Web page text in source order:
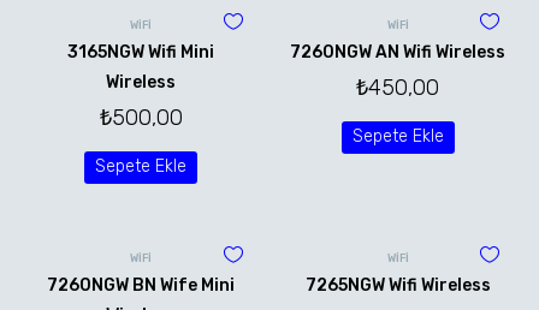
WİFİ
3165NGW Wifi Mini
Wireless
₺500,00
Sepete Ekle
WİFİ
7260NGW AN Wifi Wireless
₺450,00
Sepete Ekle
WİFİ
7260NGW BN Wife Mini
WİFİ
7265NGW Wifi Wireless